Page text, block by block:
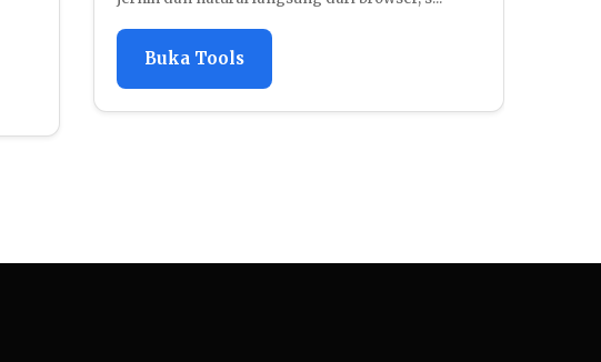
Buka Tools